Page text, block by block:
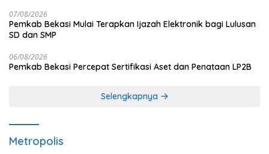
07/08/2026
Pemkab Bekasi Mulai Terapkan Ijazah Elektronik bagi Lulusan
SD dan SMP
06/08/2026
Pemkab Bekasi Percepat Sertifikasi Aset dan Penataan LP2B
Selengkapnya
Metropolis